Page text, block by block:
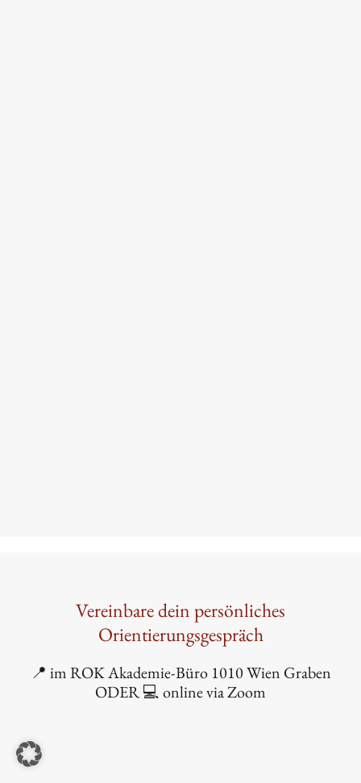
Vereinbare dein persönliches
Orientierungsgespräch
📍 im ROK Akademie-Büro 1010 Wien Graben
ODER 💻 online via Zoom